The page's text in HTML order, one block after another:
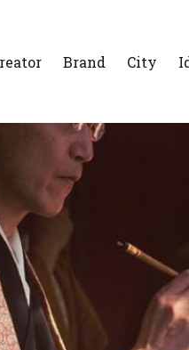
Brand City